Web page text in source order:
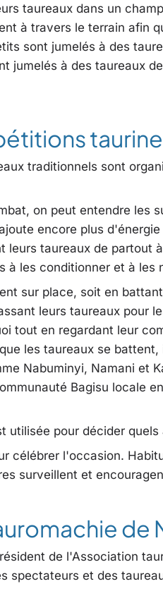
taureaux dans un
à travers le terrain afin
sont jumelés à des
jumelés à des taureaux
traditionnels sont
on peut entendre les
encore plus
taureaux de partout
les conditionner et à les
sur place, soit en
leurs taureaux pour
tout en regardant leur
les taureaux se
Nabuminyi, Namani et
Bagisu locale
utilisée pour décider
célébrer l'occasion.
surveillent et
de
de l'Association
spectateurs et des